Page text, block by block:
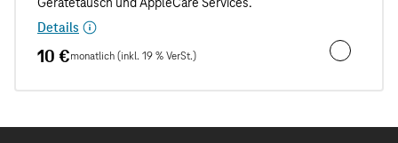
Details
10 €monatlich (inkl. 19 % VerSt.) Unfall- und